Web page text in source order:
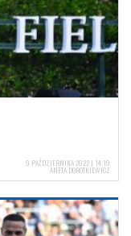
9 PAŹDZIERNIKA 2022 | 14:19
ANETA DOROTKIEWICZ